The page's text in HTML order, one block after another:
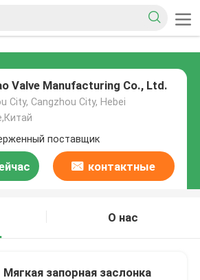
Valve Manufacturing Co., Ltd.
City, Cangzhou City, Hebei
поставщик
контактные
О нас
Мягкая запорная заслонка